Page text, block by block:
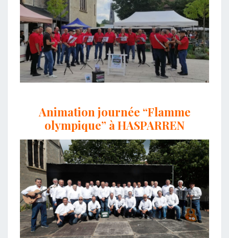
Animation journée “Flamme
olympique” à HASPARREN